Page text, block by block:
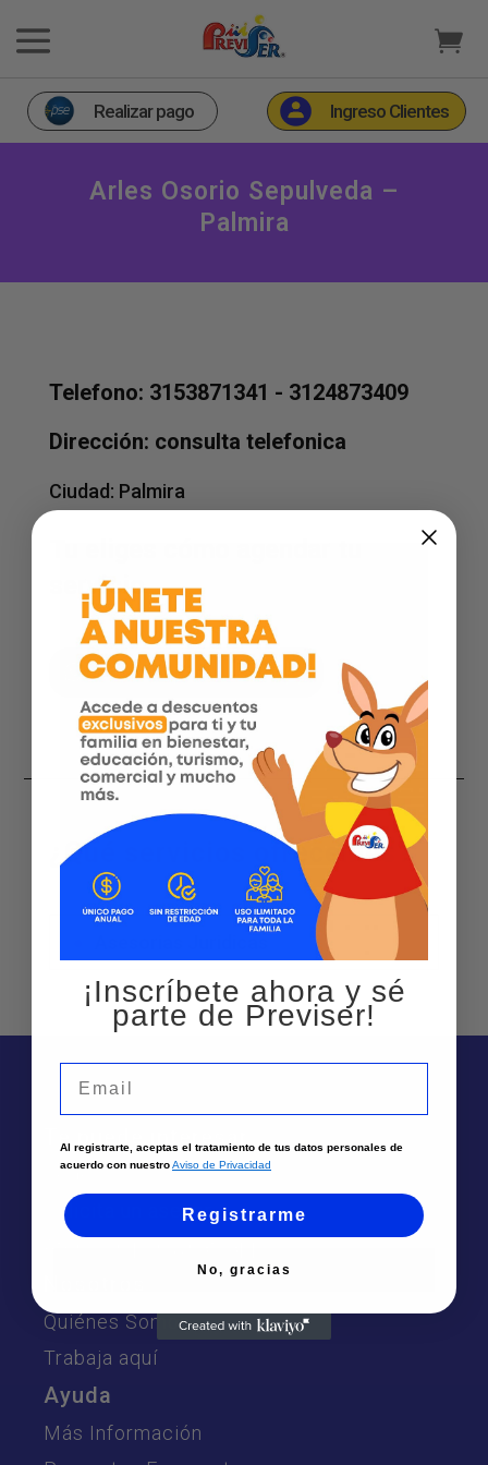
Realizar pago Ingreso Clientes
Arles Osorio Sepulveda –
Palmira
Telefono: 3153871341 - 3124873409
Dirección: consulta telefonica
Ciudad: Palmira
servicio
Agenda por WhatsApp
¿Qué servicios ofrecemos?
Te puede interesar
Sedes
Solicita un asesor
Quiénes Somos
Trabaja aquí
Ayuda
Más Información
¡Inscríbete ahora y sé
parte de Previser!
Al registrarte, aceptas el tratamiento de tus datos personales de
acuerdo con nuestroAviso de Privacidad
Registrarme
No, gracias